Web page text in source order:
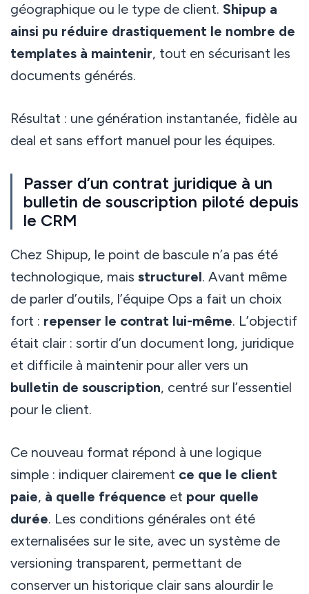
géographique ou le type de client. Shipup a
ainsi pu réduire drastiquement le nombre de
templates à maintenir, tout en sécurisant les
documents générés.
Résultat : une génération instantanée, fidèle au
deal et sans effort manuel pour les équipes.
Passer d’un contrat juridique à un
bulletin de souscription piloté depuis
le CRM
Chez Shipup, le point de bascule n’a pas été
technologique, mais structurel. Avant même
de parler d’outils, l’équipe Ops a fait un choix
fort : repenser le contrat lui-même. L’objectif
était clair : sortir d’un document long, juridique
et difficile à maintenir pour aller vers un
bulletin de souscription, centré sur l’essentiel
pour le client.
Ce nouveau format répond à une logique
simple : indiquer clairement ce que le client
paie, à quelle fréquence et pour quelle
durée. Les conditions générales ont été
externalisées sur le site, avec un système de
versioning transparent, permettant de
conserver un historique clair sans alourdir le